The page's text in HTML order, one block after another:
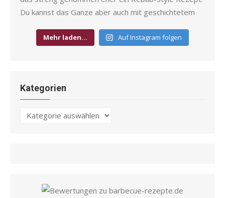
Mehr laden… Auf Instagram folgen
Kategorien
Kategorien